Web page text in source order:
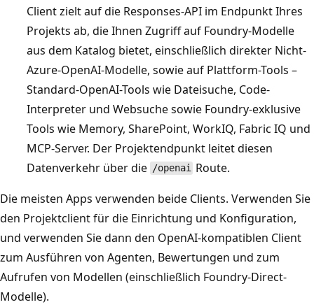
Client zielt auf die Responses-API im Endpunkt Ihres
Projekts ab, die Ihnen Zugriff auf Foundry-Modelle
aus dem Katalog bietet, einschließlich direkter Nicht-
Azure-OpenAI-Modelle, sowie auf Plattform-Tools –
Standard-OpenAI-Tools wie Dateisuche, Code-
Interpreter und Websuche sowie Foundry-exklusive
Tools wie Memory, SharePoint, WorkIQ, Fabric IQ und
MCP-Server. Der Projektendpunkt leitet diesen
Datenverkehr über die /openai Route.
Die meisten Apps verwenden beide Clients. Verwenden Sie
den Projektclient für die Einrichtung und Konfiguration,
und verwenden Sie dann den OpenAI-kompatiblen Client
zum Ausführen von Agenten, Bewertungen und zum
Aufrufen von Modellen (einschließlich Foundry-Direct-
Modelle).